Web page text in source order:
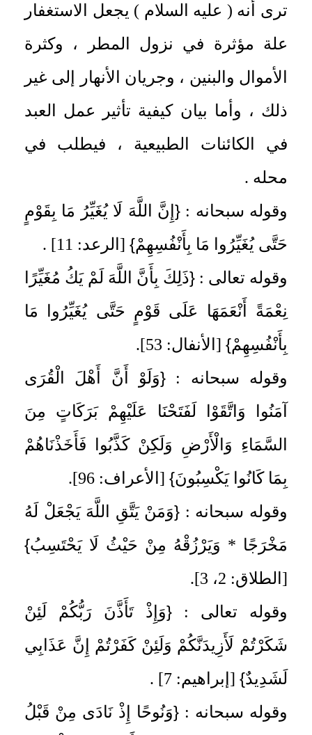
ترى أنه ( عليه السلام ) يجعل الاستغفار
علة مؤثرة في نزول المطر ، وكثرة
الأموال والبنين ، وجريان الأنهار إلى غير
ذلك ، وأما بيان كيفية تأثير عمل العبد
في الكائنات الطبيعية ، فيطلب في
محله .
وقوله سبحانه :{ إِنَّ اللَّهَ لَا يُغَيِّرُ مَا بِقَوْمٍ
حَتَّى يُغَيِّرُوا مَا بِأَنْفُسِهِمْ} [الرعد: 11] .
وقوله تعالى : {ذَلِكَ بِأَنَّ اللَّهَ لَمْ يَكُ مُغَيِّرًا
نِعْمَةً أَنْعَمَهَا عَلَى قَوْمٍ حَتَّى يُغَيِّرُوا مَا
بِأَنْفُسِهِمْ} [الأنفال: 53].
وقوله سبحانه : {وَلَوْ أَنَّ أَهْلَ الْقُرَى
آمَنُوا وَاتَّقَوْا لَفَتَحْنَا عَلَيْهِمْ بَرَكَاتٍ مِنَ
السَّمَاءِ وَالْأَرْضِ وَلَكِنْ كَذَّبُوا فَأَخَذْنَاهُمْ
بِمَا كَانُوا يَكْسِبُونَ} [الأعراف: 96].
وقوله سبحانه : {وَمَنْ يَتَّقِ اللَّهَ يَجْعَلْ لَهُ
مَخْرَجًا * وَيَرْزُقْهُ مِنْ حَيْثُ لَا يَحْتَسِبُ}
[الطلاق: 2، 3].
وقوله تعالى : {وَإِذْ تَأَذَّنَ رَبُّكُمْ لَئِنْ
شَكَرْتُمْ لَأَزِيدَنَّكُمْ وَلَئِنْ كَفَرْتُمْ إِنَّ عَذَابِي
لَشَدِيدٌ} [إبراهيم: 7] .
وقوله سبحانه : {وَنُوحًا إِذْ نَادَى مِنْ قَبْلُ